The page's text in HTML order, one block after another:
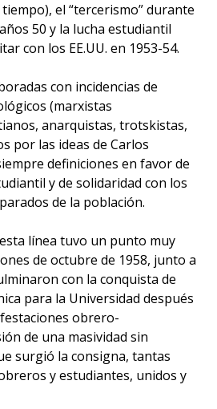
el “tercerismo” durante
50 y la lucha estudiantil
con los EE.UU. en 1953-54.
con incidencias de
(marxistas
anarquistas, trotskistas,
por las ideas de Carlos
definiciones en favor de
y de solidaridad con los
de la población.
línea tuvo un punto muy
de octubre de 1958, junto a
con la conquista de
para la Universidad después
obrero-
de una masividad sin
surgió la consigna, tantas
y estudiantes, unidos y